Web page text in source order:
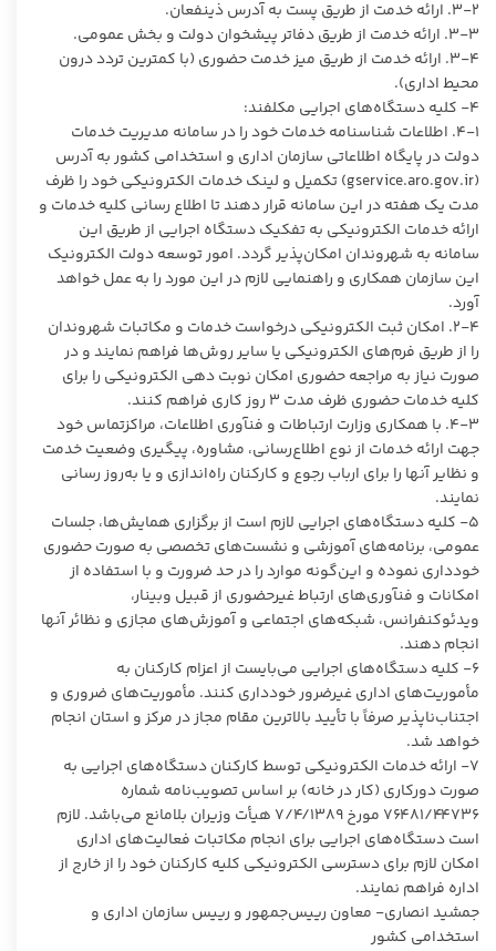
۳-۲. ارائه خدمت از طریق پست به آدرس ذینفعان.
۳-۳. ارائه خدمت از طریق دفاتر پیشخوان دولت و بخش عمومی.
۳-۴. ارائه خدمت از طریق میز خدمت حضوری (با کمترین تردد درون
محیط اداری).
۴- کلیه دستگاه‌های اجرایی مکلفند:
۴-۱. اطلاعات شناسنامه خدمات خود را در سامانه مدیریت خدمات
دولت در پایگاه اطلاعاتی سازمان اداری و استخدامی کشور به آدرس
(gservice.aro.gov.ir) تکمیل و لینک خدمات الکترونیکی خود را ظرف
مدت یک هفته در این سامانه قرار دهند تا اطلاع رسانی کلیه خدمات و
ارائه خدمات الکترونیکی به تفکیک دستگاه اجرایی از طریق این
سامانه به شهروندان امکان‌پذیر گردد. امور توسعه دولت الکترونیک
این سازمان همکاری و راهنمایی لازم در این مورد را به عمل خواهد
آورد.
۲-۴. امکان ثبت الکترونیکی درخواست خدمات و مکاتبات شهروندان
را از طریق فرم‌های الکترونیکی یا سایر روش‌ها فراهم نمایند و در
صورت نیاز به مراجعه حضوری امکان نوبت دهی الکترونیکی را برای
کلیه خدمات حضوری ظرف مدت ۳ روز کاری فراهم کنند.
۴-۳. با همکاری وزارت ارتباطات و فنآوری اطلاعات، مراکزتماس خود
جهت ارائه خدمات از نوع اطلاع‌رسانی، مشاوره، پیگیری وضعیت خدمت
و نظایر آنها را برای ارباب رجوع و کارکنان راه‌اندازی و یا به‌روز رسانی
نمایند.
۵- کلیه دستگاه‌های اجرایی لازم است از برگزاری همایش‌ها، جلسات
عمومی، برنامه‌های آموزشی و نشست‌های تخصصی به صورت حضوری
خودداری نموده و این‌گونه موارد را در حد ضرورت و با استفاده از
امکانات و فنآوری‌های ارتباط غیرحضوری از قبیل وبینار،
ویدئوکنفرانس، شبکه‌های اجتماعی و آموزش‌های مجازی و نظائر آنها
انجام دهند.
۶- کلیه دستگاه‌های اجرایی می‌بایست از اعزام کارکنان به
مأموریت‌های اداری غیرضرور خودداری کنند. مأموریت‌های ضروری و
اجتناب‌ناپذیر صرفاً با تأیید بالاترین مقام مجاز در مرکز و استان انجام
خواهد شد.
۷- ارائه خدمات الکترونیکی توسط کارکنان دستگاه‌های اجرایی به
صورت دورکاری (کار در خانه) بر اساس تصویب‌نامه شماره
۷۶۴۸۱/۴۴۷۳۶ مورخ ۷/۴/۱۳۸۹ هیأت وزیران بلامانع می‌باشد. لازم
است دستگاه‌های اجرایی برای انجام مکاتبات فعالیت‌های اداری
امکان لازم برای دسترسی الکترونیکی کلیه کارکنان خود را از خارج از
اداره فراهم نمایند.
جمشید انصاری- معاون رییس‌جمهور و رییس سازمان اداری و
استخدامی کشور